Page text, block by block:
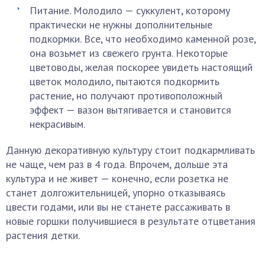
Питание. Молодило — суккулент, которому
практически не нужны дополнительные
подкормки. Все, что необходимо каменной розе,
она возьмет из свежего грунта. Некоторые
цветоводы, желая поскорее увидеть настоящий
цветок молодило, пытаются подкормить
растение, но получают противоположный
эффект — вазон вытягивается и становится
некрасивым.
Данную декоративную культуру стоит подкармливать
не чаще, чем раз в 4 года. Впрочем, дольше эта
культура и не живет — конечно, если розетка не
станет долгожительницей, упорно отказываясь
цвести годами, или вы не станете рассаживать в
новые горшки получившиеся в результате отцветания
растения детки.